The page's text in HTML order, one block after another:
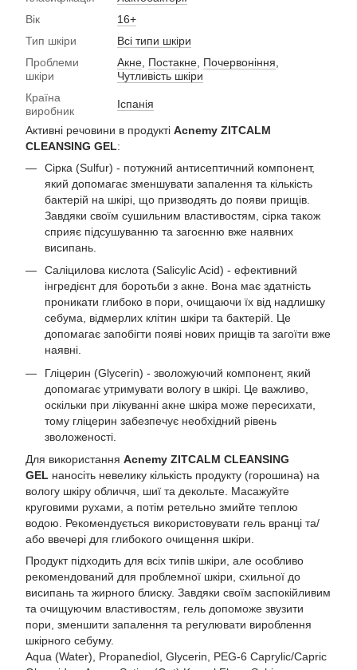
Вік
16+
Тип шкіри
Всі типи шкіри
Проблеми
шкіри
Акне Постакне Почервоніння
Чутливість шкіри
Країна
виробник
Іспанія
Активні речовини в продукті Acnemy ZITCALM
CLEANSING GEL:
Сірка (Sulfur) - потужний антисептичний компонент,
який допомагає зменшувати запалення та кількість
бактерій на шкірі, що призводять до появи прищів.
Завдяки своїм сушильним властивостям, сірка також
сприяє підсушуванню та загоєнню вже наявних
висипань.
Саліцилова кислота (Salicylic Acid) - ефективний
інгредієнт для боротьби з акне. Вона має здатність
проникати глибоко в пори, очищаючи їх від надлишку
себума, відмерлих клітин шкіри та бактерій. Це
допомагає запобігти появі нових прищів та загоїти вже
наявні.
Гліцерин (Glycerin) - зволожуючий компонент, який
допомагає утримувати вологу в шкірі. Це важливо,
оскільки при лікуванні акне шкіра може пересихати,
тому гліцерин забезпечує необхідний рівень
зволоженості.
Для використання Acnemy ZITCALM CLEANSING
GEL наносіть невелику кількість продукту (горошина) на
вологу шкіру обличчя, шиї та декольте. Масажуйте
круговими рухами, а потім ретельно змийте теплою
водою. Рекомендується використовувати гель вранці та/
або ввечері для глибокого очищення шкіри.
Продукт підходить для всіх типів шкіри, але особливо
рекомендований для проблемної шкіри, схильної до
висипань та жирного блиску. Завдяки своїм заспокійливим
та очищуючим властивостям, гель допоможе звузити
пори, зменшити запалення та регулювати вироблення
шкірного себуму.
Aqua (Water), Propanediol, Glycerin, PEG-6 Caprylic/Capric